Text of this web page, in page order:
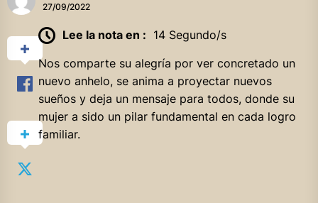
27/09/2022
Lee la nota en : 14 Segundo/s
Nos comparte su alegría por ver concretado un
nuevo anhelo, se anima a proyectar nuevos
sueños y deja un mensaje para todos, donde su
mujer a sido un pilar fundamental en cada logro
familiar.